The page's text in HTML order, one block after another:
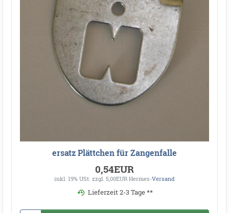
ersatz Plättchen für Zangenfalle
0,54EUR
inkl. 19% USt. zzgl. 5,00EUR Hermes-Versand
Lieferzeit 2-3 Tage **